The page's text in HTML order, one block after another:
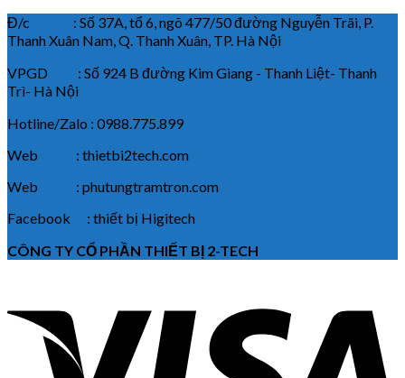
Đ/c : Số 37A, tổ 6, ngõ 477/50 đường Nguyễn Trãi, P.
Thanh Xuân Nam, Q. Thanh Xuân, TP. Hà Nội
VPGD : Số 924 B đường Kim Giang - Thanh Liệt- Thanh
Trì- Hà Nội
Hotline/Zalo : 0988.775.899
Web : thietbi2tech.com
Web : phutungtramtron.com
Facebook : thiết bị Higitech
CÔNG TY CỔ PHẦN THIẾT BỊ 2-TECH